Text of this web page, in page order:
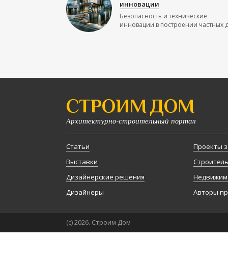
инновации
Безопасность и технические
инновации в построении частных
СТРОИМ ДОМ
Архитектурно-строительный портал
Статьи
Выставки
Дизайнерские решения
Дизайнеры
Проекты
Авторы
(с) 2026. Строим Дом